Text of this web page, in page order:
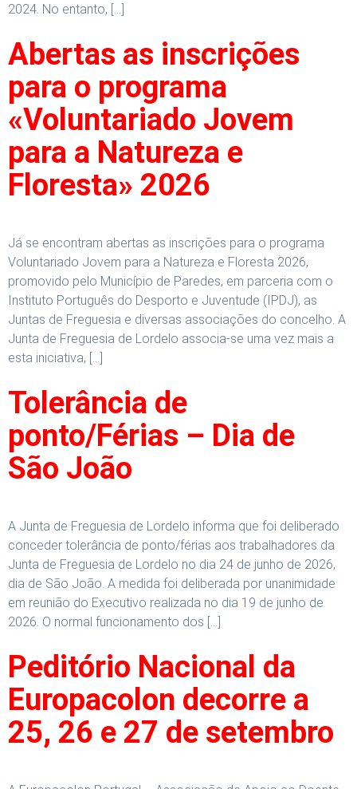
2024. No entanto, […]
Abertas as inscrições
para o programa
«Voluntariado Jovem
para a Natureza e
Floresta» 2026
Já se encontram abertas as inscrições para o programa
Voluntariado Jovem para a Natureza e Floresta 2026,
promovido pelo Município de Paredes, em parceria com o
Instituto Português do Desporto e Juventude (IPDJ), as
Juntas de Freguesia e diversas associações do concelho. A
Junta de Freguesia de Lordelo associa-se uma vez mais a
esta iniciativa, […]
Tolerância de
ponto/Férias – Dia de
São João
A Junta de Freguesia de Lordelo informa que foi deliberado
conceder tolerância de ponto/férias aos trabalhadores da
Junta de Freguesia de Lordelo no dia 24 de junho de 2026,
dia de São João. A medida foi deliberada por unanimidade
em reunião do Executivo realizada no dia 19 de junho de
2026. O normal funcionamento dos […]
Peditório Nacional da
Europacolon decorre a
25, 26 e 27 de setembro